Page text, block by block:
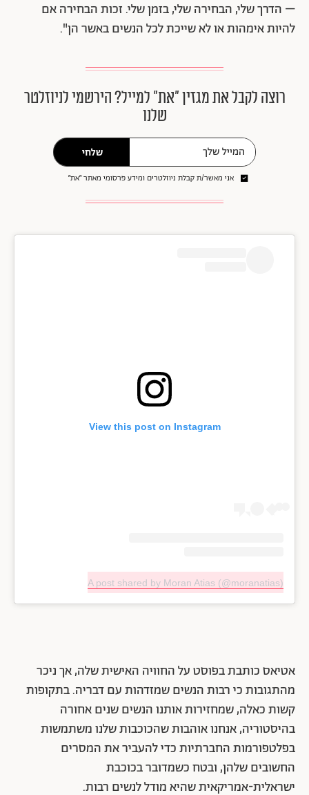
– הדרך שלי, הבחירה שלי, בזמן שלי. זכות הבחירה אם
להיות אימהות או לא שייכת לכל הנשים באשר הן".
רוצה לקבל את מגזין ״את״ למייל? הירשמי לניוזלטר
שלנו
שלחי
אני מאשר/ת קבלת ניוזלטרים ומידע פרסומי מאתר ״את״
View this post on Instagram
A post shared by Moran Atias (@moranatias)
אטיאס כותבת בפוסט על החוויה האישית שלה, אך ניכר
מהתגובות כי רבות הנשים שמזדהות עם דבריה. בתקופות
קשות כאלה, שמחזירות אותנו הנשים שנים אחורה
בהיסטוריה, אנחנו אוהבות שהכוכבות שלנו משתמשות
בפלטפורמות החברתיות כדי להעביר את המסרים
החשובים שלהן, ובטח כשמדובר בכוכבת
ישראלית-אמריקאית שהיא מודל לנשים רבות.